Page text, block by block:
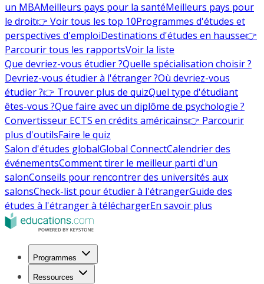
un MBAMeilleurs pays pour la santéMeilleurs pays pour
le droit👉 Voir tous les top 10Programmes d'études et
perspectives d'emploiDestinations d'études en hausse👉
Parcourir tous les rapportsVoir la liste
Que devriez-vous étudier ?Quelle spécialisation choisir ?
Devriez-vous étudier à l'étranger ?Où devriez-vous
étudier ?👉 Trouver plus de quizQuel type d'étudiant
êtes-vous ?Que faire avec un diplôme de psychologie ?
Convertisseur ECTS en crédits américains👉 Parcourir
plus d'outilsFaire le quiz
Salon d'études globalGlobal ConnectCalendrier des
événementsComment tirer le meilleur parti d'un
salonConseils pour rencontrer des universités aux
salonsCheck-list pour étudier à l'étrangerGuide des
études à l'étranger à téléchargerEn savoir plus
Programmes
Ressources